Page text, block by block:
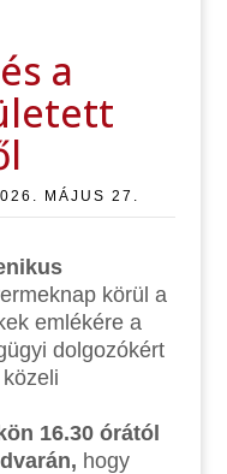
a
MÁJUS 27.
körül a
emlékére a
dolgozókért
16.30 órától
hogy